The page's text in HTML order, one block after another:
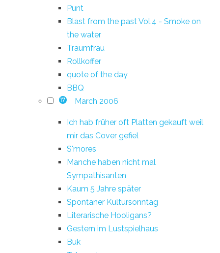
Punt
Blast from the past Vol.4 - Smoke on
the water
Traumfrau
Rollkoffer
quote of the day
BBQ
17 March 2006
Ich hab früher oft Platten gekauft weil
mir das Cover gefiel
S'mores
Manche haben nicht mal
Sympathisanten
Kaum 5 Jahre später
Spontaner Kultursonntag
Literarische Hooligans?
Gestern im Lustspielhaus
Buk